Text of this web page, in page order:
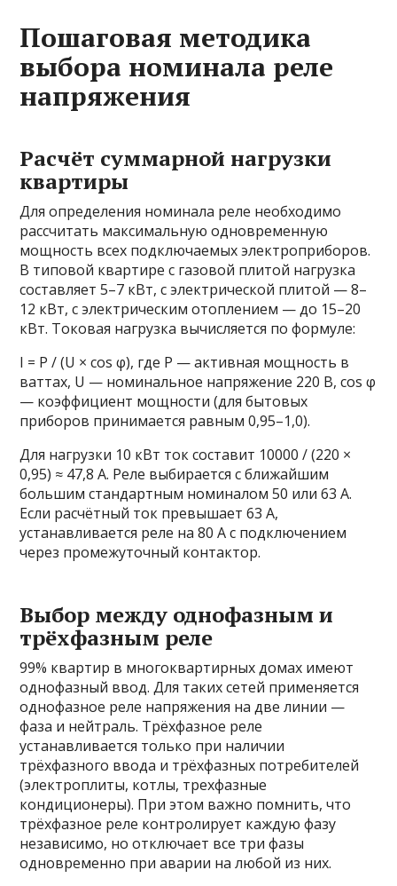
Пошаговая методика
выбора номинала реле
напряжения
Расчёт суммарной нагрузки
квартиры
Для определения номинала реле необходимо
рассчитать максимальную одновременную
мощность всех подключаемых электроприборов.
В типовой квартире с газовой плитой нагрузка
составляет 5–7 кВт, с электрической плитой — 8–
12 кВт, с электрическим отоплением — до 15–20
кВт. Токовая нагрузка вычисляется по формуле:
I = P / (U × cos φ), где P — активная мощность в
ваттах, U — номинальное напряжение 220 В, cos φ
— коэффициент мощности (для бытовых
приборов принимается равным 0,95–1,0).
Для нагрузки 10 кВт ток составит 10000 / (220 ×
0,95) ≈ 47,8 А. Реле выбирается с ближайшим
большим стандартным номиналом 50 или 63 А.
Если расчётный ток превышает 63 А,
устанавливается реле на 80 А с подключением
через промежуточный контактор.
Выбор между однофазным и
трёхфазным реле
99% квартир в многоквартирных домах имеют
однофазный ввод. Для таких сетей применяется
однофазное реле напряжения на две линии —
фаза и нейтраль. Трёхфазное реле
устанавливается только при наличии
трёхфазного ввода и трёхфазных потребителей
(электроплиты, котлы, трехфазные
кондиционеры). При этом важно помнить, что
трёхфазное реле контролирует каждую фазу
независимо, но отключает все три фазы
одновременно при аварии на любой из них.